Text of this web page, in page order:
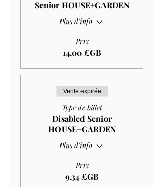
Senior HOUSE+GARDEN
Plus d'info
Prix
14,00 £GB
Vente expirée
Type de billet
Disabled Senior
HOUSE+GARDEN
Plus d'info
Prix
9,34 £GB